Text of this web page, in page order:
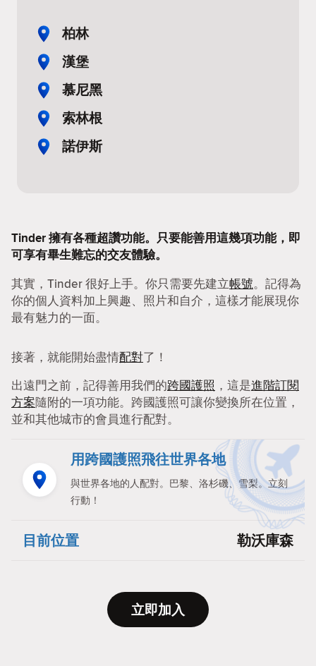
柏林
漢堡
慕尼黑
索林根
諾伊斯
Tinder 擁有各種超讚功能。只要能善用這幾項功能，即
可享有畢生難忘的交友體驗。
其實，Tinder 很好上手。你只需要先建立帳號。記得為
你的個人資料加上興趣、照片和自介，這樣才能展現你
最有魅力的一面。
接著，就能開始盡情配對了！
出遠門之前，記得善用我們的跨國護照 ，這是進階訂閱
方案隨附的一項功能。跨國護照可讓你變換所在位置，
並和其他城市的會員進行配對。
用跨國護照飛往世界各地
與世界各地的人配對。巴黎、洛杉磯、雪梨。立刻
行動！
目前位置 勒沃庫森
立即加入